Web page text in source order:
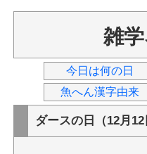
雑
今日は何の日
魚へん漢字由来
ダースの日（12月12